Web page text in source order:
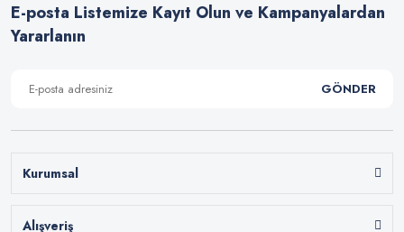
E-posta Listemize Kayıt Olun ve Kampanyalardan
Yararlanın
GÖNDER
Kurumsal
Alışveriş